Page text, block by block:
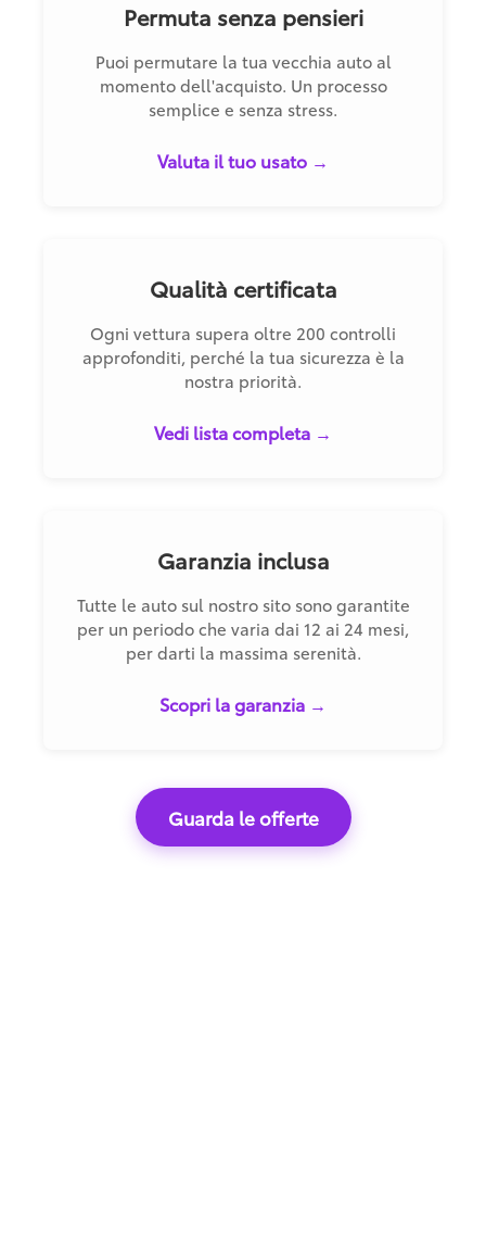
Permuta senza pensieri
Puoi permutare la tua vecchia auto al
momento dell'acquisto. Un processo
semplice e senza stress.
Valuta il tuo usato →
Qualità certificata
Ogni vettura supera oltre 200 controlli
approfonditi, perché la tua sicurezza è la
nostra priorità.
Vedi lista completa →
Garanzia inclusa
Tutte le auto sul nostro sito sono garantite
per un periodo che varia dai 12 ai 24 mesi,
per darti la massima serenità.
Scopri la garanzia →
Guarda le offerte